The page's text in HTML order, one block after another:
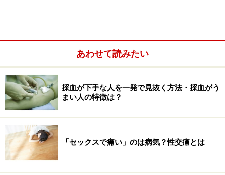
ローチ法を活用した「冷却して痛覚を鈍らせる方法」
と、後者のアプローチ法を活用した「呼吸法」「痛みを
痛みで和らげる方法」「ストレス鎮痛法」の4つをご紹
介したいと思います。
注射の痛みをやわらげる4つの方法
あわせて読みたい
採血が下手な人を一発で見抜く方法・採血がう
まい人の特徴は？
「セックスで痛い」のは病気？性交痛とは